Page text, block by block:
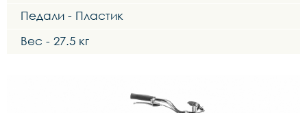
Педали - Пластик
Вес - 27.5 кг